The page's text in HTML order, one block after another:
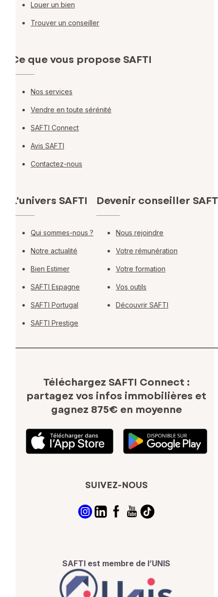
Louer un bien
Trouver un conseiller
Ce que vous propose SAFTI
Nos services
Vendre en toute sérénité
SAFTI Connect
Avis SAFTI
Contactez-nous
L'univers SAFTI
Qui sommes-nous ?
Notre actualité
Bien Estimer
SAFTI Espagne
SAFTI Portugal
SAFTI Prestige
Devenir conseiller
Nous rejoindre
Votre rémunération
Votre formation
Vos outils
Découvrir SAFTI
Téléchargez SAFTI Connect :
partagez vos infos immobilières et
gagnez 875€ en moyenne
SUIVEZ-NOUS
SAFTI est membre de l’UNIS